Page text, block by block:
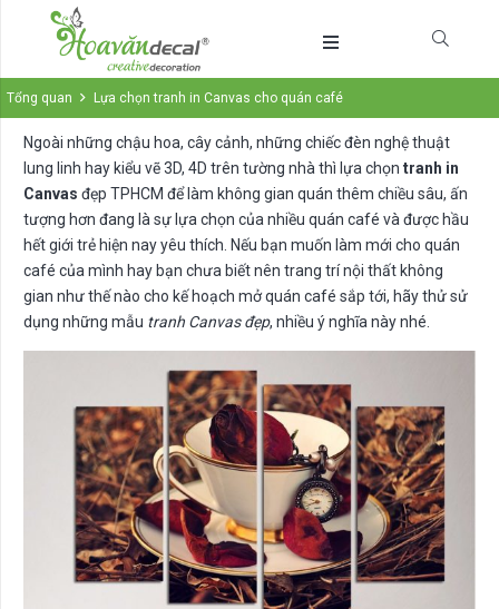
Tổng quan Lựa chọn tranh in Canvas cho quán café
Ngoài những chậu hoa, cây cảnh, những chiếc đèn nghệ thuật
lung linh hay kiểu vẽ 3D, 4D trên tường nhà thì lựa chọn tranh in
Canvas đẹp TPHCM để làm không gian quán thêm chiều sâu, ấn
tượng hơn đang là sự lựa chọn của nhiều quán café và được hầu
hết giới trẻ hiện nay yêu thích. Nếu bạn muốn làm mới cho quán
café của mình hay bạn chưa biết nên trang trí nội thất không
gian như thế nào cho kế hoạch mở quán café sắp tới, hãy thử sử
dụng những mẫu tranh Canvas đẹp, nhiều ý nghĩa này nhé.